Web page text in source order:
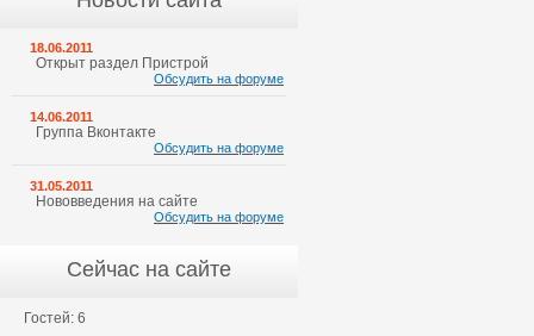
18.06.2011
Открыт раздел Пристрой
Обсудить на форуме
14.06.2011
Группа Вконтакте
Обсудить на форуме
31.05.2011
Нововведения на сайте
Обсудить на форуме
Сейчас на сайте
Гостей: 6